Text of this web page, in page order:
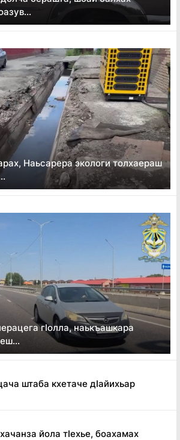
Наьсарера экологи толхаераш
гӏолла, наькъашкара
штаба кхетаче дӏайихьар
йола тӏехье, боахамах